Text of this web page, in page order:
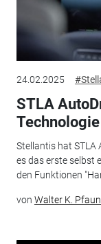
24.02.2025
STLA
Stellantis hat STLA
es das erste selbst
den Funktionen
von Walter K.